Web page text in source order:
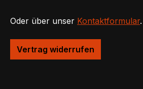
Oder über unser Kontaktformular.
Vertrag widerrufen